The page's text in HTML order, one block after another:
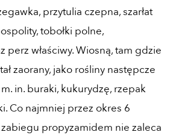
przytulia czepna, szarłat
tobołki polne,
perz właściwy. Wiosną, tam gdzie
zaorany, jako rośliny następcze
in. buraki, kukurydzę, rzepak
Co najmniej przez okres 6
propyzamidem nie zaleca